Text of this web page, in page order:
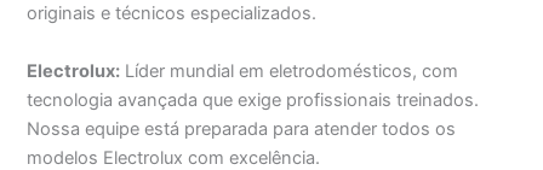
originais e técnicos especializados.
Electrolux: Líder mundial em eletrodomésticos, com
tecnologia avançada que exige profissionais treinados.
Nossa equipe está preparada para atender todos os
modelos Electrolux com excelência.